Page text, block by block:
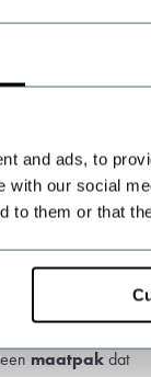
and ads, to
with our social
to them or that
net wit
de zomer.
maatpak dat